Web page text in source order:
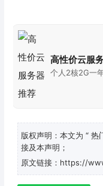
高性价云服
个人2核2G一
版权声明：本文为 “ 热
接及本声明；
原文链接：https://